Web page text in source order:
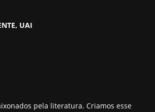
UAI
pela literatura. Criamos esse